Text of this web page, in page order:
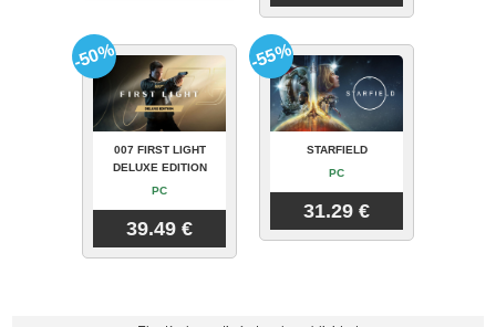
007 FIRST LIGHT
DELUXE EDITION
PC
39.49 €
-50%
STARFIELD
PC
31.29 €
-55%